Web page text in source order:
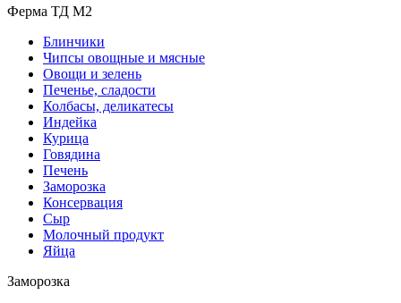
Ферма ТД М2
Блинчики
Чипсы овощные и мясные
Овощи и зелень
Печенье, сладости
Колбасы, деликатесы
Индейка
Курица
Говядина
Печень
Заморозка
Консервация
Сыр
Молочный продукт
Яйца
Заморозка